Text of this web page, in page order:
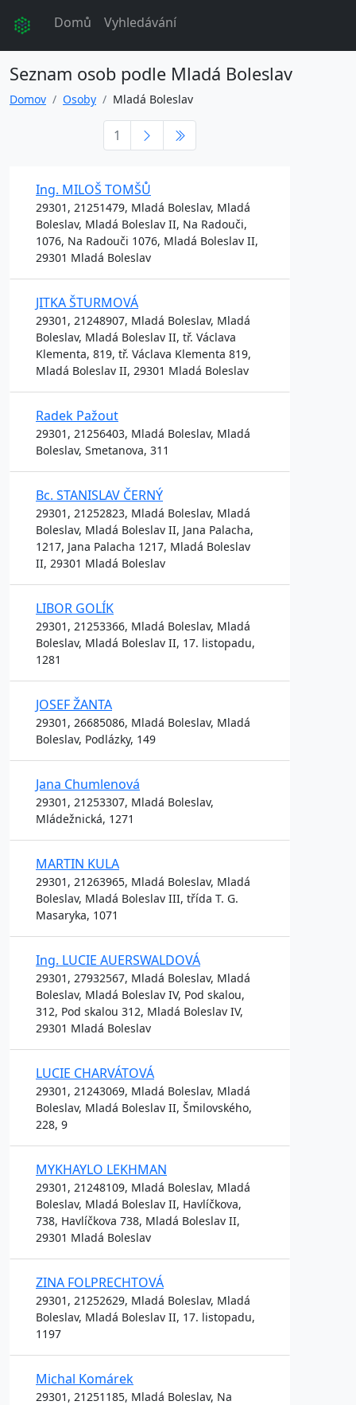
Domů Vyhledávání
Seznam osob podle Mladá Boleslav
Domov Osoby Mladá Boleslav
1
Ing. MILOŠ TOMŠŮ
29301, 21251479, Mladá Boleslav, Mladá
Boleslav, Mladá Boleslav II, Na Radouči,
1076, Na Radouči 1076, Mladá Boleslav II,
29301 Mladá Boleslav
JITKA ŠTURMOVÁ
29301, 21248907, Mladá Boleslav, Mladá
Boleslav, Mladá Boleslav II, tř. Václava
Klementa, 819, tř. Václava Klementa 819,
Mladá Boleslav II, 29301 Mladá Boleslav
Radek Pažout
29301, 21256403, Mladá Boleslav, Mladá
Boleslav, Smetanova, 311
Bc. STANISLAV ČERNÝ
29301, 21252823, Mladá Boleslav, Mladá
Boleslav, Mladá Boleslav II, Jana Palacha,
1217, Jana Palacha 1217, Mladá Boleslav
II, 29301 Mladá Boleslav
LIBOR GOLÍK
29301, 21253366, Mladá Boleslav, Mladá
Boleslav, Mladá Boleslav II, 17. listopadu,
1281
JOSEF ŽANTA
29301, 26685086, Mladá Boleslav, Mladá
Boleslav, Podlázky, 149
Jana Chumlenová
29301, 21253307, Mladá Boleslav,
Mládežnická, 1271
MARTIN KULA
29301, 21263965, Mladá Boleslav, Mladá
Boleslav, Mladá Boleslav III, třída T. G.
Masaryka, 1071
Ing. LUCIE AUERSWALDOVÁ
29301, 27932567, Mladá Boleslav, Mladá
Boleslav, Mladá Boleslav IV, Pod skalou,
312, Pod skalou 312, Mladá Boleslav IV,
29301 Mladá Boleslav
LUCIE CHARVÁTOVÁ
29301, 21243069, Mladá Boleslav, Mladá
Boleslav, Mladá Boleslav II, Šmilovského,
228, 9
MYKHAYLO LEKHMAN
29301, 21248109, Mladá Boleslav, Mladá
Boleslav, Mladá Boleslav II, Havlíčkova,
738, Havlíčkova 738, Mladá Boleslav II,
29301 Mladá Boleslav
ZINA FOLPRECHTOVÁ
29301, 21252629, Mladá Boleslav, Mladá
Boleslav, Mladá Boleslav II, 17. listopadu,
1197
Michal Komárek
29301, 21251185, Mladá Boleslav, Na